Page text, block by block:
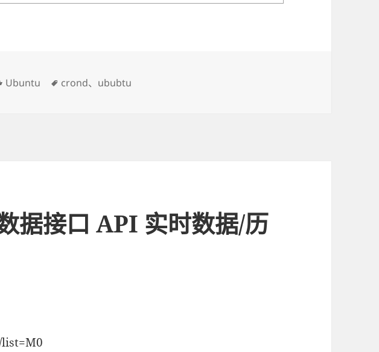
分
Ubuntu
标
crond、 ububtu
据接口 API 实时数据/历